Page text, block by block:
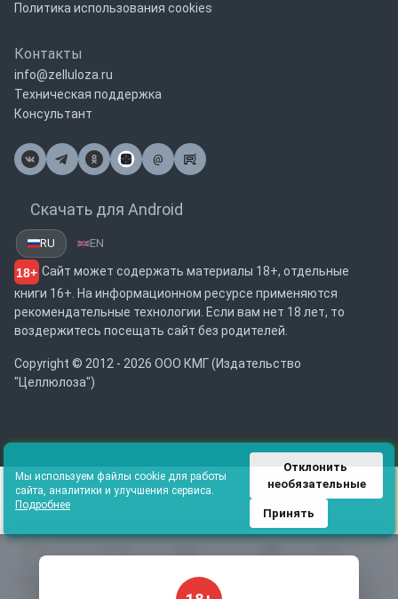
Каталог
Политика использования cookies
Контакты
info@zelluloza.ru
Техническая поддержка
Консультант
@
Почта
Скачать для Android
RU EN
18+ Сайт может содержать материалы 18+, отдельные
книги 16+. На информационном ресурсе применяются
рекомендательные технологии. Если вам нет 18 лет, то
воздержитесь посещать сайт без родителей.
Copyright © 2012 - 2026 ООО КМГ (Издательство
"Целлюлоза")
Мы используем файлы cookie для работы
сайта, аналитики и улучшения сервиса.
Подробнее
Отклонить
необязательные
Принять